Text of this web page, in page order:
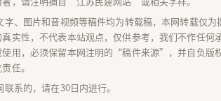
图片和音视频等稿件均为转载稿，本网转载仅为
实性，不代表本站观点，仅供参考，我们不作任何
用，必须保留本网注明的“稿件来源”，并自负版
任。
系的，请在30日内进行。